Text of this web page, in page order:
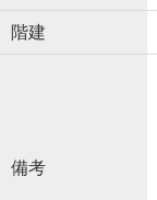
階建
備考